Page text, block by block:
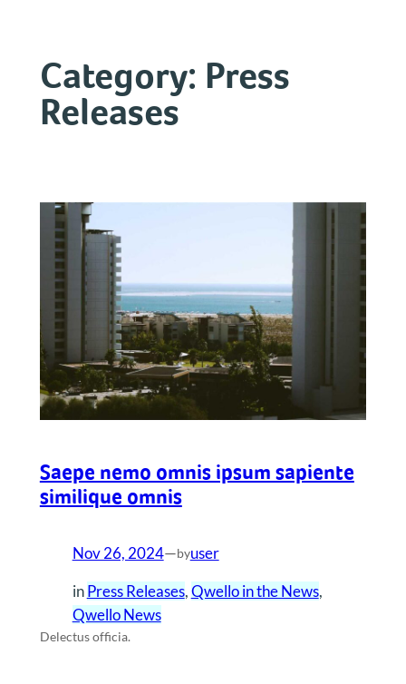
contentCategory: Press
Releases
Saepe nemo omnis ipsum sapiente
similique omnis
Nov 26, 2024—byuser
inPress Releases, Qwello in the News
Qwello News
Delectus officia.